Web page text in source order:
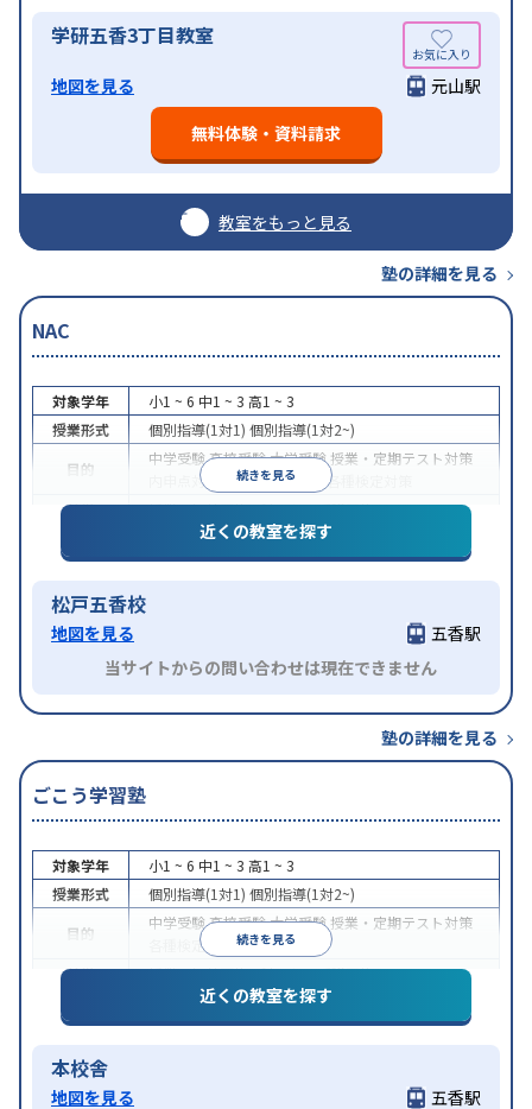
学研五香3丁目教室
地図を見る
元山駅
無料体験・資料請求
教室をもっと見る
塾の詳細を見る
NAC
続きを見る
対象学年 小1 ~ 6 中1 ~ 3 高1 ~ 3
授業形式
個別指導(1対1) 個別指導(1対2~)
目的
中学受験高校受験大学受験 授業・定期テスト対策
内申点対策
学習習慣の定着
各種検定対策
特徴
授業の振替可能1科目から受講可能
近くの教室を探す
松戸五香校
地図を見る
五香駅
当サイトからの問い合わせは現在できません
塾の詳細を見る
ごこう学習塾
続きを見る
対象学年 小1 ~ 6 中1 ~ 3 高1 ~ 3
授業形式
個別指導(1対1) 個別指導(1対2~)
目的
中学受験高校受験大学受験 授業・定期テスト対策
各種検定対策
特徴
授業の振替可能1科目から受講可能
近くの教室を探す
本校舎
地図を見る
五香駅